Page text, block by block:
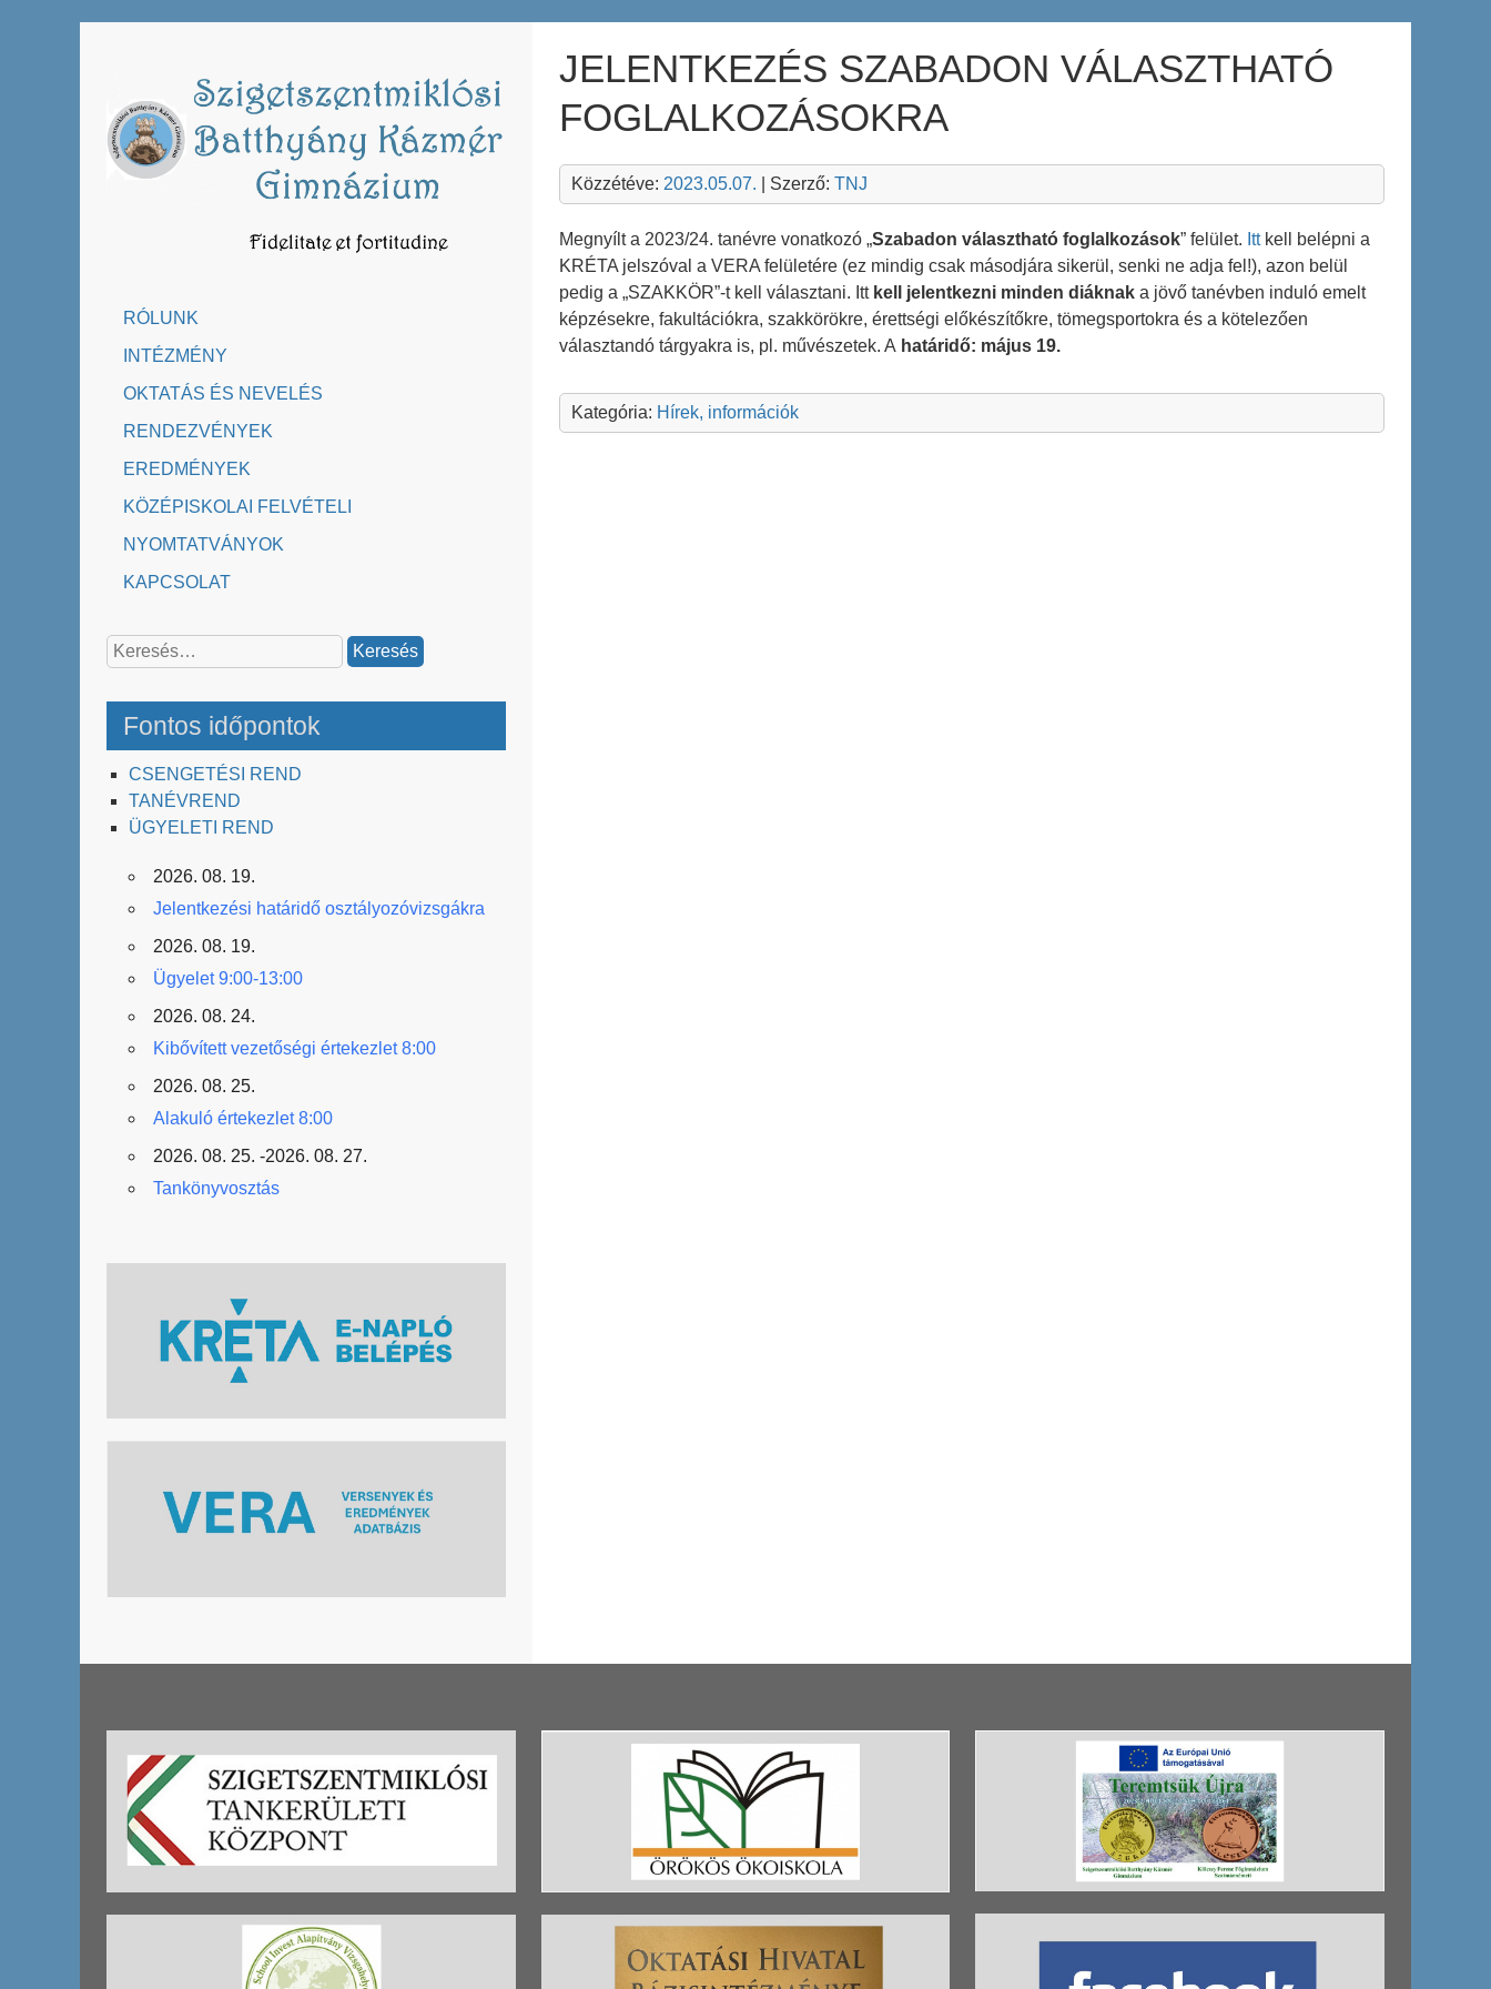
RÓLUNK
INTÉZMÉNY
OKTATÁS ÉS NEVELÉS
RENDEZVÉNYEK
EREDMÉNYEK
KÖZÉPISKOLAI FELVÉTELI
NYOMTATVÁNYOK
KAPCSOLAT
Keresés:
Fontos időpontok
CSENGETÉSI REND
TANÉVREND
ÜGYELETI REND
2026. 08. 19.
Jelentkezési határidő osztályozóvizsgákra
2026. 08. 19.
Ügyelet 9:00-13:00
2026. 08. 24.
Kibővített vezetőségi értekezlet 8:00
2026. 08. 25.
Alakuló értekezlet 8:00
2026. 08. 25. -2026. 08. 27.
Tankönyvosztás
JELENTKEZÉS SZABADON VÁLASZTHATÓ
FOGLALKOZÁSOKRA
Közzétéve: 2023.05.07. | Szerző: TNJ
Megnyílt a 2023/24. tanévre vonatkozó „Szabadon választható foglalkozások” felület. Ittkell belépni a
KRÉTA jelszóval a VERA felületére (ez mindig csak másodjára sikerül, senki ne adja fel!), azon belül
pedig a „SZAKKÖR”-t kell választani. Itt kell jelentkezni minden diáknak a jövő tanévben induló emelt
képzésekre, fakultációkra, szakkörökre, érettségi előkészítőkre, tömegsportokra és a kötelezően
választandó tárgyakra is, pl. művészetek. A határidő: május 19.
Kategória: Hírek, információk